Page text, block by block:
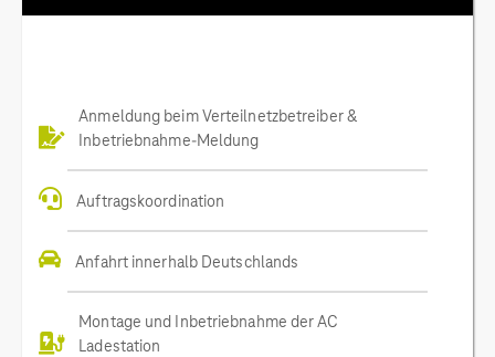
Anmeldung beim Verteilnetzbetreiber &
Inbetriebnahme-Meldung
Auftragskoordination
Anfahrt innerhalb Deutschlands
Montage und Inbetriebnahme der AC
Ladestation